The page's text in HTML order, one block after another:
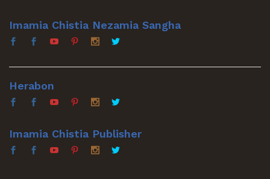
Imamia Chistia Nezamia Sangha
Herabon
Imamia Chistia Publisher